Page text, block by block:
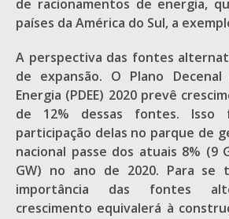
de racionamentos de energia,
países da América do Sul, a
A perspectiva das fontes
de expansão. O Plano
Energia (PDEE) 2020 prevê
de 12% dessas fontes.
participação delas no parque de
nacional passe dos atuais 8% (9
GW) no ano de 2020. Para se
importância das fontes
crescimento equivalerá à